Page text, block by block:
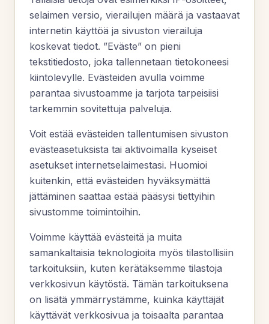
selaimen versio, vierailujen määrä ja vastaavat
internetin käyttöä ja sivuston vierailuja
koskevat tiedot. ”Eväste” on pieni
tekstitiedosto, joka tallennetaan tietokoneesi
kiintolevylle. Evästeiden avulla voimme
parantaa sivustoamme ja tarjota tarpeisiisi
tarkemmin sovitettuja palveluja.
Voit estää evästeiden tallentumisen sivuston
evästeasetuksista tai aktivoimalla kyseiset
asetukset internetselaimestasi. Huomioi
kuitenkin, että evästeiden hyväksymättä
jättäminen saattaa estää pääsysi tiettyihin
sivustomme toimintoihin.
Voimme käyttää evästeitä ja muita
samankaltaisia teknologioita myös tilastollisiin
tarkoituksiin, kuten kerätäksemme tilastoja
verkkosivun käytöstä. Tämän tarkoituksena
on lisätä ymmärrystämme, kuinka käyttäjät
käyttävät verkkosivua ja toisaalta parantaa